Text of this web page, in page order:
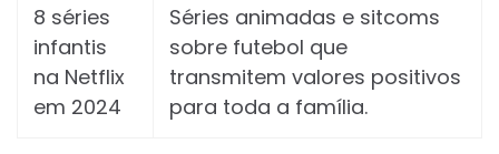
8 séries
infantis
na Netflix
em 2024
Séries animadas e sitcoms
sobre futebol que
transmitem valores positivos
para toda a família.